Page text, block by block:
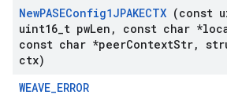
NewPASEConfig1JPAKECTX (const
uint16 t pwLen , const char
const char *peerContextStr,
ctx)
WEAVE_ERROR